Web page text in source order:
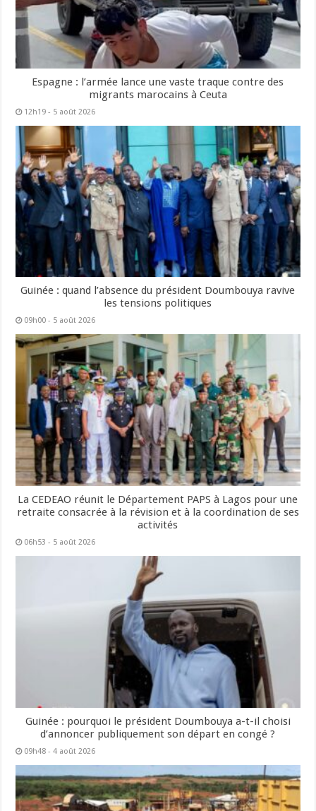
Espagne : l’armée lance une vaste traque contre des
migrants marocains à Ceuta
12h19 - 5 août 2026
Guinée : quand l’absence du président Doumbouya ravive
les tensions politiques
09h00 - 5 août 2026
La CEDEAO réunit le Département PAPS à Lagos pour une
retraite consacrée à la révision et à la coordination de ses
activités
06h53 - 5 août 2026
Guinée : pourquoi le président Doumbouya a-t-il choisi
d’annoncer publiquement son départ en congé ?
09h48 - 4 août 2026